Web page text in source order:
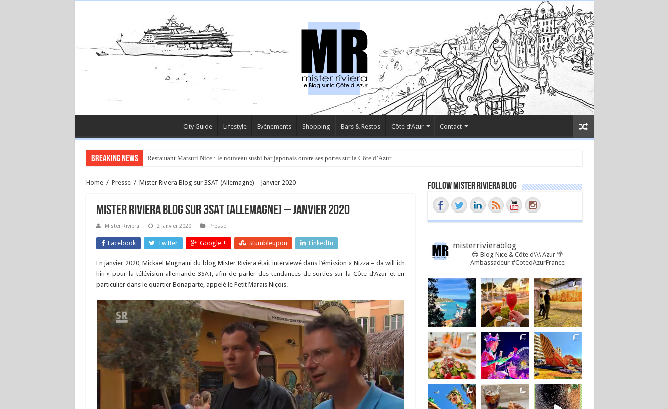
City Guide Lifestyle Evénements Shopping Bars & Restos Côte d’Azur Contact
Breaking News Restaurant Matsuri Nice : le nouveau sushi bar japonais ouvre ses portes sur la Côte d’Azur
Home / Presse / Mister Riviera Blog sur 3SAT (Allemagne) – Janvier 2020
Mister Riviera Blog sur 3SAT (Allemagne) – Janvier 2020
Mister Riviera 2 janvier 2020 Presse
Facebook Twitter Google + Stumbleupon LinkedIn
En janvier 2020, Mickaël Mugnaini du blog Mister Riviera était interviewé dans l’émission « Nizza – da will ich
hin » pour la télévision allemande 3SAT, afin de parler des tendances de sorties sur la Côte d’Azur et en
particulier dans le quartier Bonaparte, appelé le Petit Marais Niçois.
Follow Mister Riviera Blog
misterrivierablog
😎 Blog Nice & Côte d\\\'Azur 🌴
Ambassadeur #CotedAzurFrance